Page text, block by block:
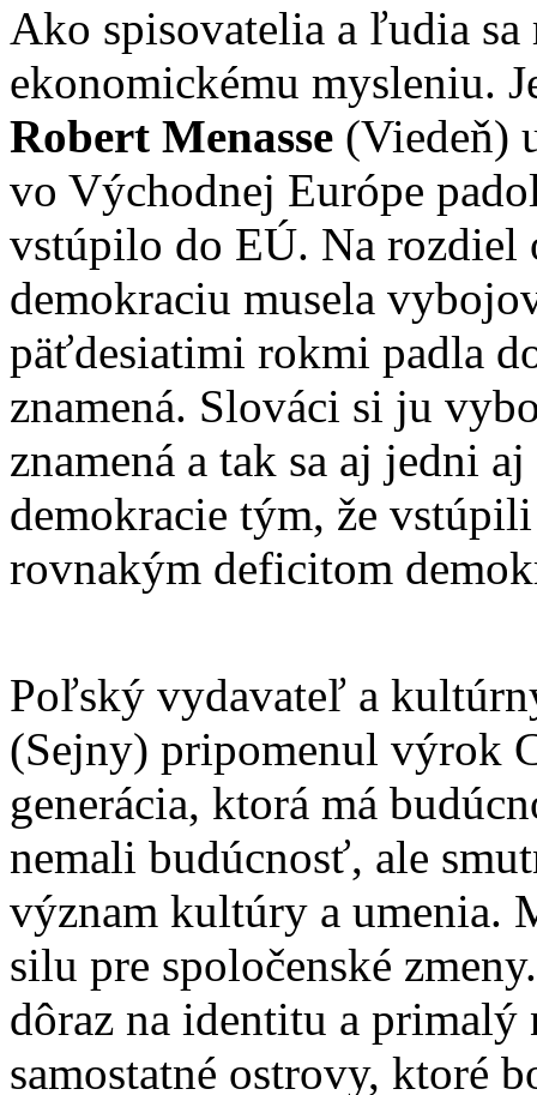
Ako spisovatelia a ľudia
ekonomickému mysleniu.
Robert Menasse (Viedeň)
vo Východnej Európe
vstúpilo do EÚ. Na rozdiel
demokraciu musela
päťdesiatimi rokmi padla
znamená. Slováci si ju
znamená a tak sa aj jedni
demokracie tým, že
rovnakým deficitom
Poľský vydavateľ a
(Sejny) pripomenul výrok
generácia, ktorá má
nemali budúcnosť, ale
význam kultúry a umenia.
silu pre spoločenské
dôraz na identitu a primalý
samostatné ostrovy, ktoré